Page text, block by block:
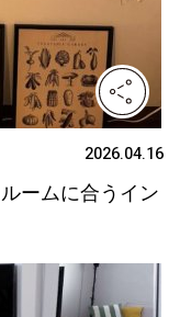
2026.04.16
ームに合うイン